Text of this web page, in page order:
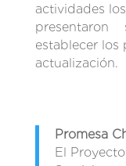
actividades
establecer los
actualización.
Promesa
El